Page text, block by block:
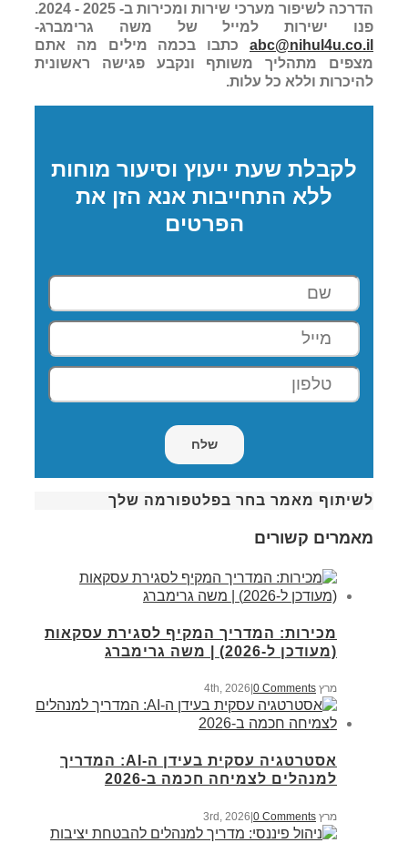
הדרכה לשיפור מערכי שירות ומכירות ב- 2025 - 2024.
פנו ישירות למייל של משה גרימברג-
abc@nihul4u.co.il
כתבו בכמה מילים מה אתם
מצפים מתהליך משותף ונקבע פגישה ראשונית
להיכרות וללא כל עלות.
לקבלת שעת ייעוץ וסיעור מוחות
ללא התחייבות אנא הזן את
הפרטים
לשיתוף מאמר בחר בפלטפורמה שלך
מאמרים קשורים
מכירות: המדריך המקיף לסגירת עסקאות
(מעודכן ל-2026) | משה גרימברג
מרץ 4th, 2026 0 Comments
אסטרטגיה עסקית בעידן ה-AI: המדריך
למנהלים לצמיחה חכמה ב-2026
מרץ 3rd, 2026 |0 Comments